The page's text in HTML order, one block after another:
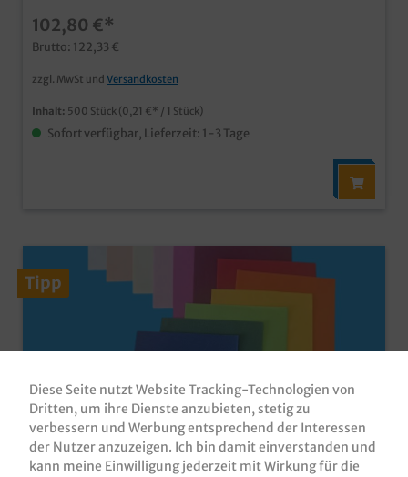
Automatikkartonauch individuell bedruckbar, oder in
anderen Größen produzierbar
102,80 €*
Brutto: 122,33 €
zzgl. MwSt und Versandkosten
Inhalt: 500 Stück (0,21 €* / 1 Stück)
Sofort verfügbar, Lieferzeit: 1-3 Tage
Tipp
Tissue Servietten 33x33cm 1/4 Falz (auf
Diese Seite nutzt Website Tracking-Technologien von
Dritten, um ihre Dienste anzubieten, stetig zu
verbessern und Werbung entsprechend der Interessen
der Nutzer anzuzeigen. Ich bin damit einverstanden und
kann meine Einwilligung jederzeit mit Wirkung für die